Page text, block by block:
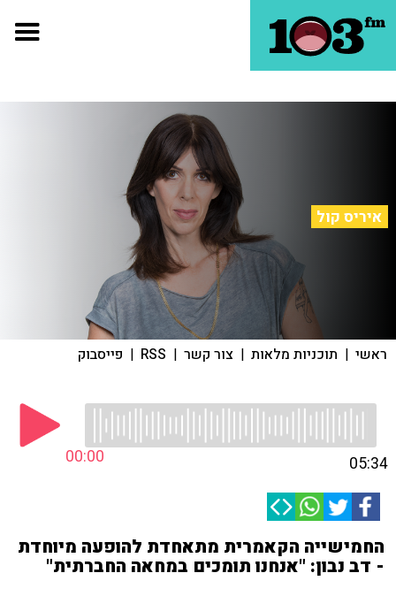
איריס קול
ראשי | תוכניות מלאות | צור קשר |
RSS
| פייסבוק
00:00 05:34
החמישייה הקאמרית מתאחדת להופעה מיוחדת
- דב נבון: "אנחנו תומכים במחאה החברתית"